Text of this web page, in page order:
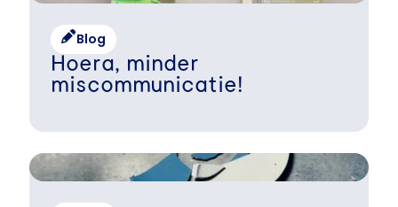
Blog
Hoera, minder
miscommunicatie!